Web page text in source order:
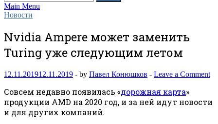
Main Menu
Новости
Nvidia Ampere может заменить
Turing уже следующим летом
12.11.201912.11.2019 - by Павел Конюшков - Leave a Comment
Совсем недавно появилась «дорожная карта»
продукции AMD на 2020 год, и за ней идут новости
и для других компаний.